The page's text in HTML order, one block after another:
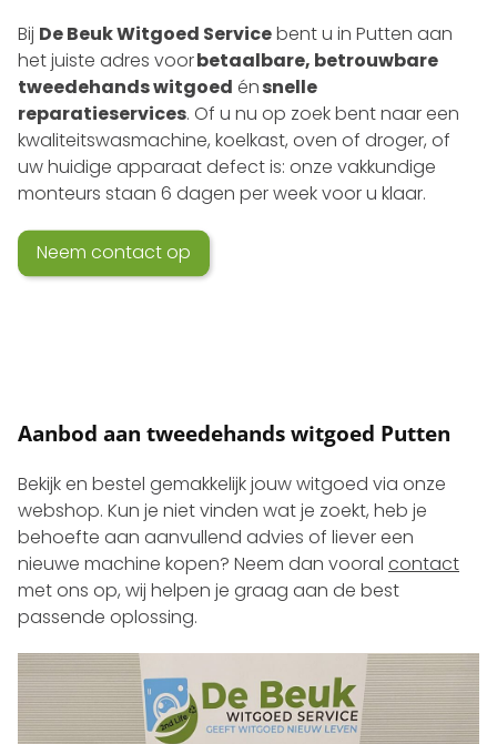
Bij De Beuk Witgoed Servicebent u in Putten aan
het juiste adres voorbetaalbare, betrouwbare
tweedehands witgoed énsnelle
reparatieservices. Of u nu op zoek bent naar een
kwaliteits­wasmachine, koelkast, oven of droger, of
uw huidige apparaat defect is: onze vakkundige
monteurs staan 6 dagen per week voor u klaar.
Neem contact op
Aanbod aan tweedehands witgoed Putten
Bekijk en bestel gemakkelijk jouw witgoed via onze
webshop. Kun je niet vinden wat je zoekt, heb je
behoefte aan aanvullend advies of liever een
nieuwe machine kopen? Neem dan vooral contact
met ons op, wij helpen je graag aan de best
passende oplossing.